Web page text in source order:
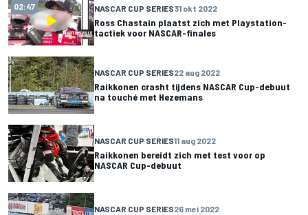
02:47 NASCAR CUP SERIES31 okt 2022
Ross Chastain plaatst zich met Playstation-
tactiek voor NASCAR-finales
NASCAR CUP SERIES22 aug 2022
Raikkonen crasht tijdens NASCAR Cup-debuut
na touché met Hezemans
NASCAR CUP SERIES11 aug 2022
Raikkonen bereidt zich met test voor op
NASCAR Cup-debuut
NASCAR CUP SERIES26 mei 2022